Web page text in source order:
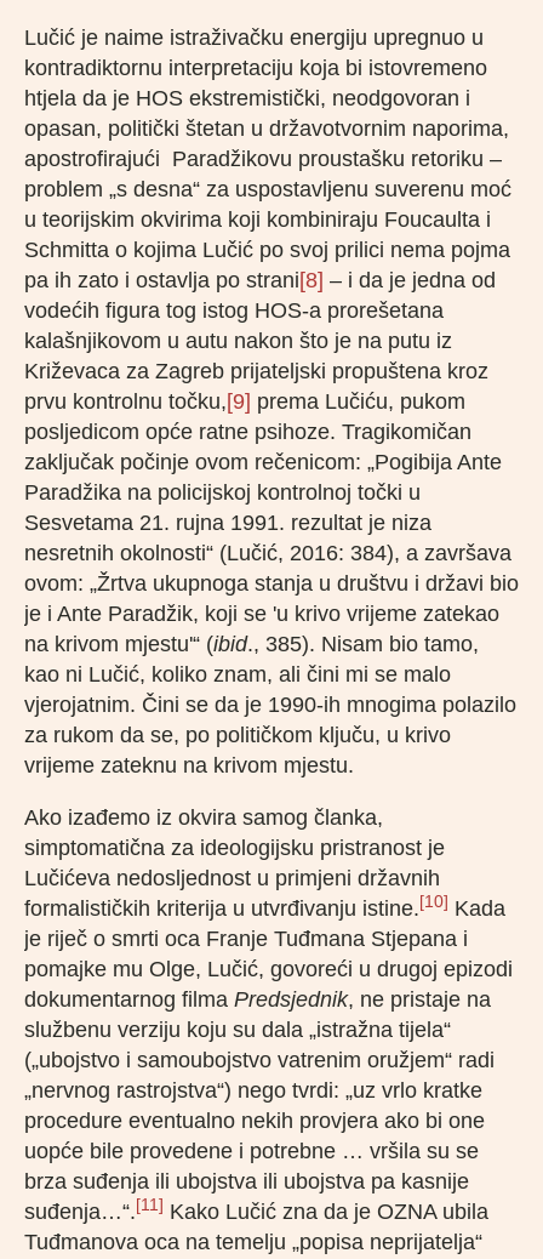
Lučić je naime istraživačku energiju upregnuo u
kontradiktornu interpretaciju koja bi istovremeno
htjela da je HOS ekstremistički, neodgovoran i
opasan, politički štetan u državotvornim naporima,
apostrofirajući Paradžikovu proustašku retoriku –
problem „s desna“ za uspostavljenu suverenu moć
u teorijskim okvirima koji kombiniraju Foucaulta i
Schmitta o kojima Lučić po svoj prilici nema pojma
pa ih zato i ostavlja po strani[8] – i da je jedna od
vodećih figura tog istog HOS-a prorešetana
kalašnjikovom u autu nakon što je na putu iz
Križevaca za Zagreb prijateljski propuštena kroz
prvu kontrolnu točku,[9] prema Lučiću, pukom
posljedicom opće ratne psihoze. Tragikomičan
zaključak počinje ovom rečenicom: „Pogibija Ante
Paradžika na policijskoj kontrolnoj točki u
Sesvetama 21. rujna 1991. rezultat je niza
nesretnih okolnosti“ (Lučić, 2016: 384), a završava
ovom: „Žrtva ukupnoga stanja u društvu i državi bio
je i Ante Paradžik, koji se 'u krivo vrijeme zatekao
na krivom mjestu'“ (ibid., 385). Nisam bio tamo,
kao ni Lučić, koliko znam, ali čini mi se malo
vjerojatnim. Čini se da je 1990-ih mnogima polazilo
za rukom da se, po političkom ključu, u krivo
vrijeme zateknu na krivom mjestu.
Ako izađemo iz okvira samog članka,
simptomatična za ideologijsku pristranost je
Lučićeva nedosljednost u primjeni državnih
formalističkih kriterija u utvrđivanju istine. [10] Kada
je riječ o smrti oca Franje Tuđmana Stjepana i
pomajke mu Olge, Lučić, govoreći u drugoj epizodi
dokumentarnog filma Predsjednik, ne pristaje na
službenu verziju koju su dala „istražna tijela“
(„ubojstvo i samoubojstvo vatrenim oružjem“ radi
„nervnog rastrojstva“) nego tvrdi: „uz vrlo kratke
procedure eventualno nekih provjera ako bi one
uopće bile provedene i potrebne … vršila su se
brza suđenja ili ubojstva ili ubojstva pa kasnije
suđenja…“. [11] Kako Lučić zna da je OZNA ubila
Tuđmanova oca na temelju „popisa neprijatelja“